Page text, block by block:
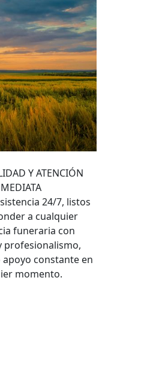
Y ATENCIÓN
24/7, listos
a cualquier
funeraria con
profesionalismo,
constante en
momento.